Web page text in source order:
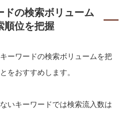
ドの検索ボリューム
順位を把握
ーワードの検索ボリュームを把
をおすすめします。
いキーワードでは検索流入数は